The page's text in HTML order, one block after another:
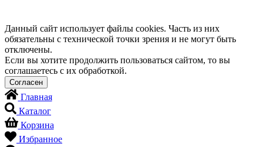
Данный сайт использует файлы cookies. Часть из них
обязательны с технической точки зрения и не могут быть
отключены.
Если вы хотите продолжить пользоваться сайтом, то вы
соглашаетесь с их обработкой.
Главная
Каталог
Корзина
Избранное